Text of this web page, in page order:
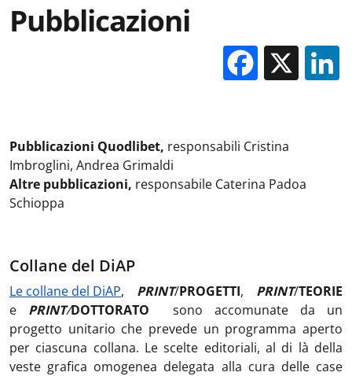
Pubblicazioni
X
Pubblicazioni Quodlibet, responsabili Cristina
Imbroglini, Andrea Grimaldi
Altre pubblicazioni, responsabile Caterina Padoa
Schioppa
Collane del DiAP
Le collane del DiAP, PRINT/PROGETTI, PRINT/TEORIE
e PRINT/DOTTORATO sono accomunate da un
progetto unitario che prevede un programma aperto
per ciascuna collana. Le scelte editoriali, al di là della
veste grafica omogenea delegata alla cura delle case